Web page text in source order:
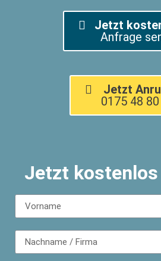
Jetzt
Anfrage
Jetzt
0175 48
Jetzt